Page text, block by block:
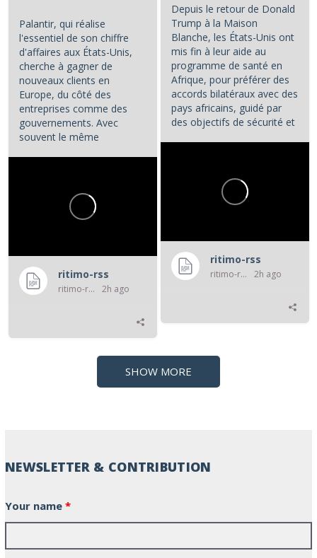
Depuis le retour de Donald
Trump à la Maison
Blanche, les États-Unis ont
mis fin à leur aide au
programme de santé en
Afrique, pour préférer des
accords bilatéraux avec des
pays africains, guidé par
des objectifs de sécurité et
ritimo-rss
ritimo-rss 2h ago
Palantir, qui réalise
l'essentiel de son chiffre
d'affaires aux États-Unis,
cherche à gagner de
nouveaux clients en
Europe, du côté des
entreprises comme des
gouvernements. Avec
souvent le même
ritimo-rss
ritimo-rss 2h ago
SHOW MORE
NEWSLETTER & CONTRIBUTION
Your name *